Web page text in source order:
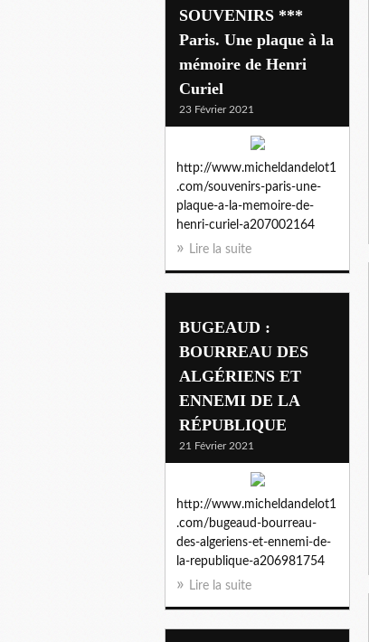
SOUVENIRS ***
Paris. Une plaque à la
mémoire de Henri
Curiel
23 Février 2021
http://www.micheldandelot1
.com/souvenirs-paris-une-
plaque-a-la-memoire-de-
henri-curiel-a207002164
Lire la suite
BUGEAUD :
BOURREAU DES
ALGÉRIENS ET
ENNEMI DE LA
RÉPUBLIQUE
21 Février 2021
http://www.micheldandelot1
.com/bugeaud-bourreau-
des-algeriens-et-ennemi-de-
la-republique-a206981754
Lire la suite